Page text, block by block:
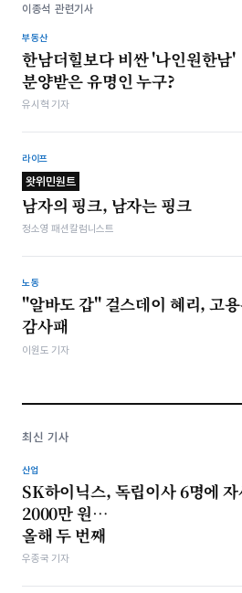
이종석 관련기사
부동산
한남더힐보다 비싼 '나인원한남'
분양받은 유명인 누구?
유시혁 기자
라이프
왓위민원트
남자의 핑크, 남자는 핑크
정소영 패션칼럼니스트
노동
"알바도 갑" 걸스데이 혜리, 고
감사패
이원도 기자
최신 기사
산업
SK하이닉스, 독립이사 6명에 자
2000만 원…
올해 두 번째
우종국 기자